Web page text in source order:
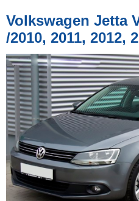
щ
е
и
е
Volkswagen Jetta
/2010, 2011, 2012,